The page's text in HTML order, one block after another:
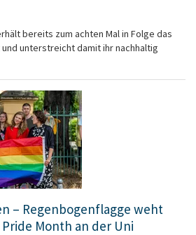
bereits zum achten Mal in Folge das
und unterstreicht damit ihr nachhaltig
– Regenbogenflagge weht
Month an der Uni